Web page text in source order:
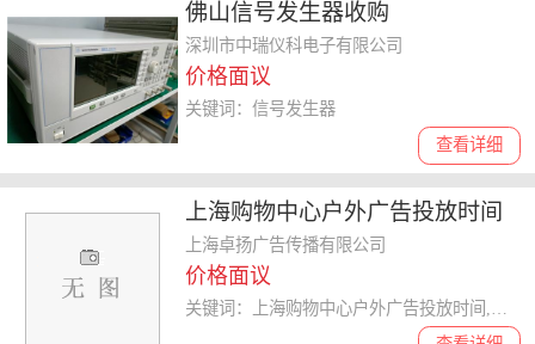
佛山信号发生器收购
深圳市中瑞仪科电子有限公司
价格面议
查看详细
关键词：信号发生器
上海购物中心户外广告投放时间
欢迎咨询 卓扬广告供应
上海卓扬广告传播有限公司
价格面议